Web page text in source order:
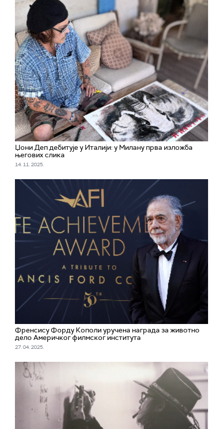
Џони Деп дебитује у Италији: у Милану прва изложба
његових слика
14. 11. 2025.
Френсису Форду Кополи уручена награда за животно
дело Америчког филмског института
27. 04. 2025.